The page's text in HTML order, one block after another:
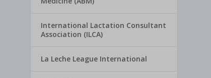
International Lactation Consultant
Association (ILCA)
La Leche League International